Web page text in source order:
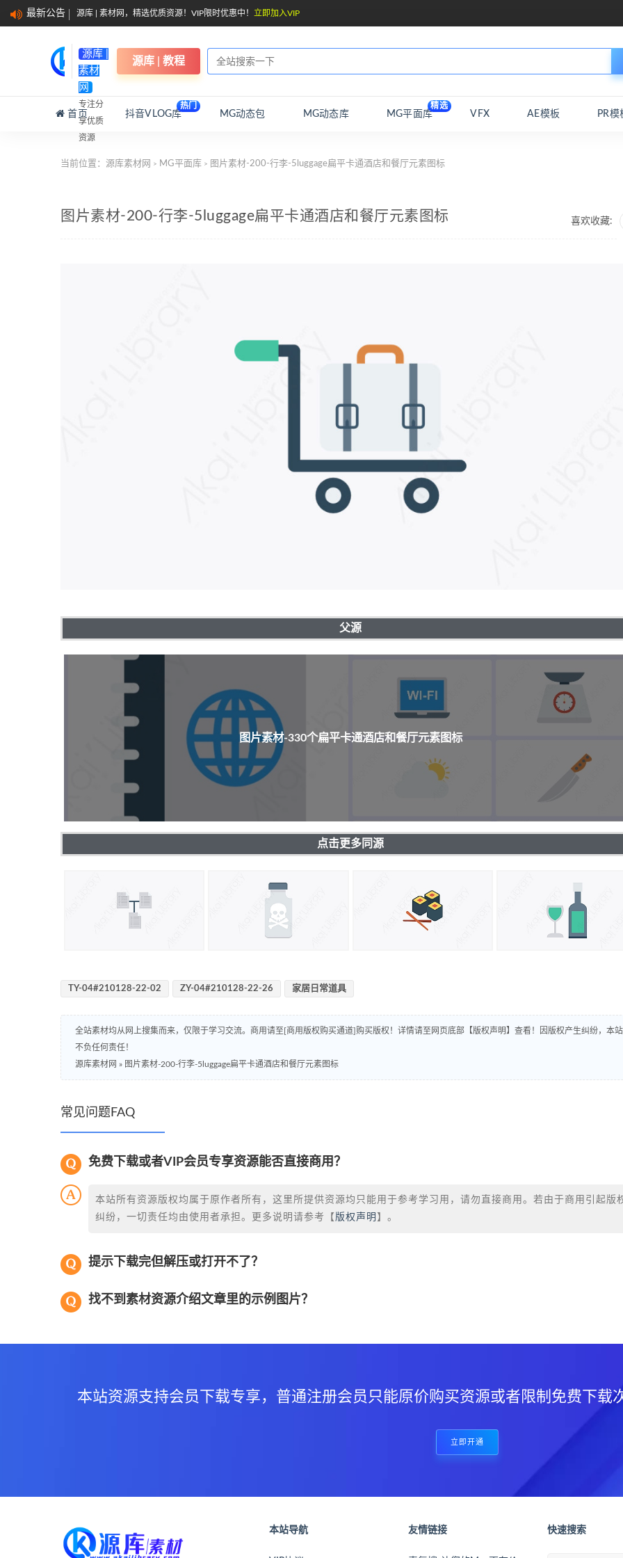
最新公告 源库 | 素材网，精选优质资源！VIP限时优惠中！ 立即加入VIP
源库 |
素材
网
专注分
享优质
资源
源库 | 教程
首页 抖音VLOG库
热门
MG动态包 MG动态库 MG平面库
精选
VFX AE模板 PR模
当前位置： 源库素材网 > MG平面库 > 图片素材-200-行李-5luggage扁平卡通酒店和餐厅元素图标
喜欢收藏:
图片素材-200-行李-5luggage扁平卡通酒店和餐厅元素图标
父源
图片素材-330个扁平卡通酒店和餐厅元素图标
点击更多同源
TY-04#210128-22-02 ZY-04#210128-22-26 家居日常道具
全站素材均从网上搜集而来，仅限于学习交流。商用请至[商用版权购买通道]购买版权！详情请至网页底部【版权声明】查看！因版权产生纠纷，本站
不负任何责任！
源库素材网 » 图片素材-200-行李-5luggage扁平卡通酒店和餐厅元素图标
常见问题FAQ
免费下载或者VIP会员专享资源能否直接商用？
本站所有资源版权均属于原作者所有，这里所提供资源均只能用于参考学习用，请勿直接商用。若由于商用引起版
纠纷，一切责任均由使用者承担。更多说明请参考【 版权声明 】。
提示下载完但解压或打开不了？
找不到素材资源介绍文章里的示例图片？
本站资源支持会员下载专享，普通注册会员只能原价购买资源或者限制免费下载
立即开通
本站导航 友情链接 快速搜索